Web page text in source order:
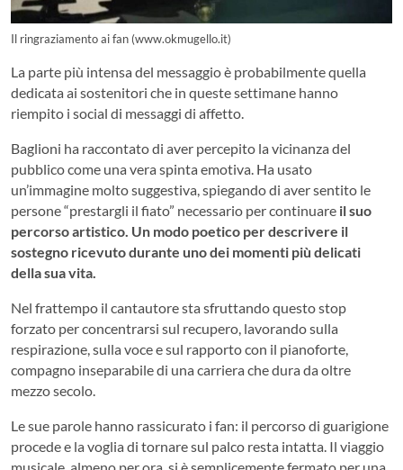
Il ringraziamento ai fan (www.okmugello.it)
La parte più intensa del messaggio è probabilmente quella
dedicata ai sostenitori che in queste settimane hanno
riempito i social di messaggi di affetto.
Baglioni ha raccontato di aver percepito la vicinanza del
pubblico come una vera spinta emotiva. Ha usato
un’immagine molto suggestiva, spiegando di aver sentito le
persone “prestargli il fiato” necessario per continuare il suo
percorso artistico. Un modo poetico per descrivere il
sostegno ricevuto durante uno dei momenti più delicati
della sua vita.
Nel frattempo il cantautore sta sfruttando questo stop
forzato per concentrarsi sul recupero, lavorando sulla
respirazione, sulla voce e sul rapporto con il pianoforte,
compagno inseparabile di una carriera che dura da oltre
mezzo secolo.
Le sue parole hanno rassicurato i fan: il percorso di guarigione
procede e la voglia di tornare sul palco resta intatta. Il viaggio